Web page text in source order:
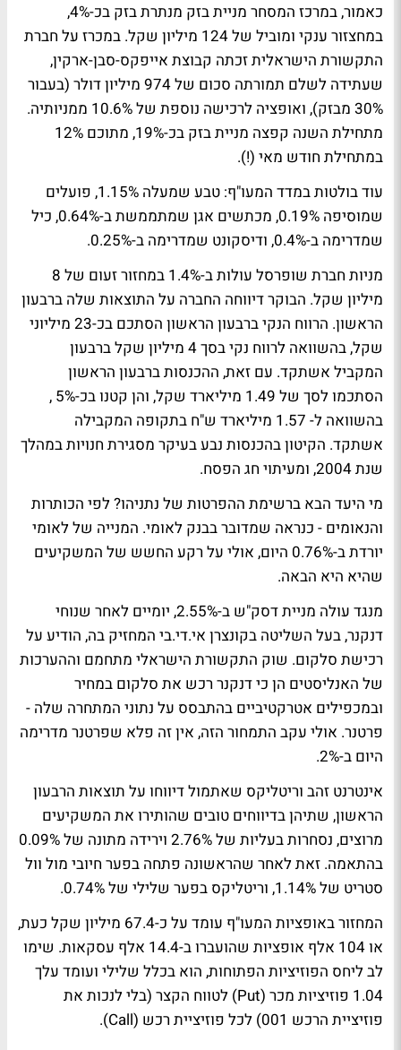
כאמור, במרכז המסחר מניית בזק מנתרת בזק בכ-4%,
במחצזור ענקי ומוביל של 124 מיליון שקל. במכרז על חברת
התקשורת הישראלית זכתה קבוצת אייפקס-סבן-ארקין,
שעתידה לשלם תמורתה סכום של 974 מיליון דולר (בעבור
30% מבזק), ואופציה לרכישה נוספת של 10.6% ממניותיה.
מתחילת השנה קפצה מניית בזק בכ-19%, מתוכם 12%
במתחילת חודש מאי (!).
עוד בולטות במדד המעו"ף: טבע שמעלה 1.15%, פועלים
שמוסיפה 0.19%, מכתשים אגן שמתממשת ב-0.64%, כיל
שמדרימה ב-0.4%, ודיסקונט שמדרימה ב-0.25%.
מניות חברת שופרסל עולות ב-1.4% במחזור זעום של 8
מיליון שקל. הבוקר דיווחה החברה על התוצאות שלה ברבעון
הראשון. הרווח הנקי ברבעון הראשון הסתכם בכ-23 מיליוני
שקל, בהשוואה לרווח נקי בסך 4 מיליון שקל ברבעון
המקביל אשתקד. עם זאת, ההכנסות ברבעון הראשון
הסתכמו לסך של 1.49 מיליארד שקל, והן קטנו בכ-5% ,
בהשוואה ל- 1.57 מיליארד ש"ח בתקופה המקבילה
אשתקד. הקיטון בהכנסות נבע בעיקר מסגירת חנויות במהלך
שנת 2004, ומעיתוי חג הפסח.
מי היעד הבא ברשימת ההפרטות של נתניהו? לפי הכותרות
והנאומים - כנראה שמדובר בבנק לאומי. המנייה של לאומי
יורדת ב-0.76% היום, אולי על רקע החשש של המשקיעים
שהיא היא הבאה.
מנגד עולה מניית דסק"ש ב-2.55%, יומיים לאחר שנוחי
דנקנר, בעל השליטה בקונצרן אי.די.בי המחזיק בה, הודיע על
רכישת סלקום. שוק התקשורת הישראלי מתחמם וההערכות
של האנליסטים הן כי דנקנר רכש את סלקום במחיר
ובמכפילים אטרקטיביים בהתבסס על נתוני המתחרה שלה -
פרטנר. אולי עקב התמחור הזה, אין זה פלא שפרטנר מדרימה
היום ב-2%.
אינטרנט זהב וריטליקס שאתמול דיווחו על תוצאות הרבעון
הראשון, שתיהן בדיווחים טובים שהותירו את המשקיעים
מרוצים, נסחרות בעליות של 2.76% וירידה מתונה של 0.09%
בהתאמה. זאת לאחר שהראשונה פתחה בפער חיובי מול וול
סטריט של 1.14%, וריטליקס בפער שלילי של 0.74%.
המחזור באופציות המעו"ף עומד על כ-67.4 מיליון שקל כעת,
או 104 אלף אופציות שהועברו ב-14.4 אלף עסקאות. שימו
לב ליחס הפוזיציות הפתוחות, הוא בכלל שלילי ועומד עלך
1.04 פוזיציות מכר (Put) לטווח הקצר (בלי לנכות את
פוזיציית הרכש 001) לכל פוזיציית רכש (Call).